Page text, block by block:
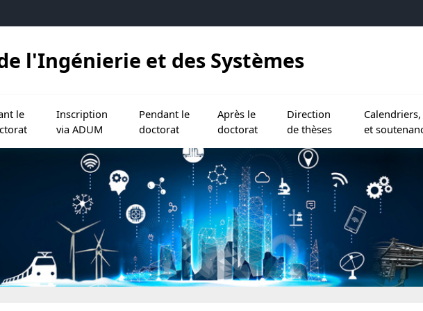
l'Ingénierie et des Systèmes
le
Inscription
via ADUM
Pendant le
doctorat
Après le
doctorat
Direction
de thèses
et